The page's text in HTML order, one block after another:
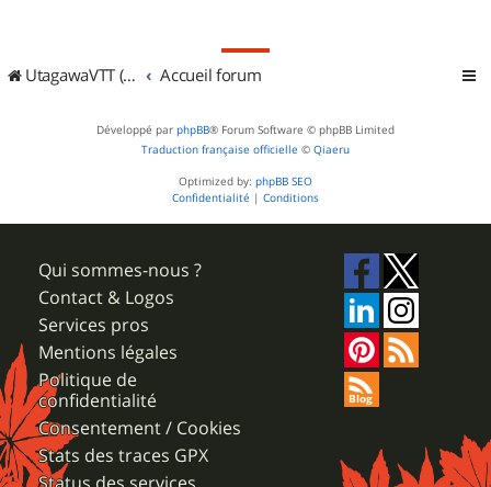
UtagawaVTT (Randos VTT et VTTAE avec traces GPS) Accueil forum
Développé par phpBB® Forum Software © phpBB Limited
Traduction française officielle © Qiaeru
Optimized by: phpBB SEO
Confidentialité | Conditions
Qui sommes-nous ?
Contact & Logos
Services pros
Mentions légales
Politique de
confidentialité
Consentement / Cookies
Stats des traces GPX